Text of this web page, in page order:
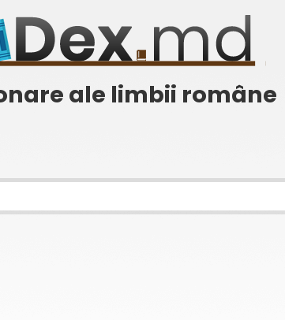
ale limbii române